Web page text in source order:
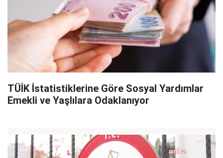
TÜİK İstatistiklerine Göre Sosyal Yardımlar
Emekli ve Yaşlılara Odaklanıyor